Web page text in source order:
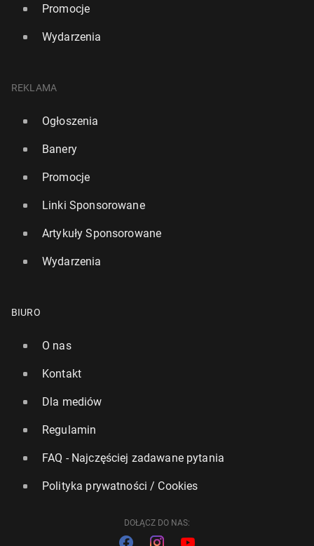
Promocje
Wydarzenia
REKLAMA
Ogłoszenia
Banery
Promocje
Linki Sponsorowane
Artykuły Sponsorowane
Wydarzenia
BIURO
O nas
Kontakt
Dla mediów
Regulamin
FAQ - Najczęściej zadawane pytania
Polityka prywatności / Cookies
DOŁĄCZ DO NAS: